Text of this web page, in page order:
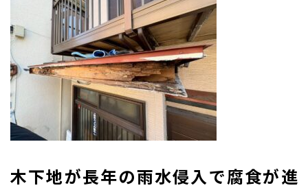
木下地が長年の雨水侵入で腐食が進